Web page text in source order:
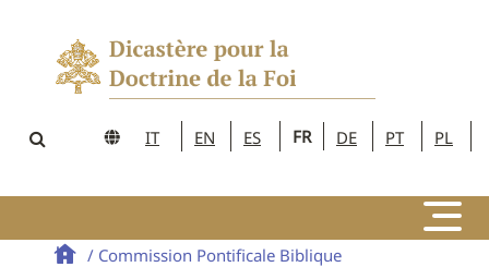
IT EN ES FR DE PT PL
/ Commission Pontificale Biblique